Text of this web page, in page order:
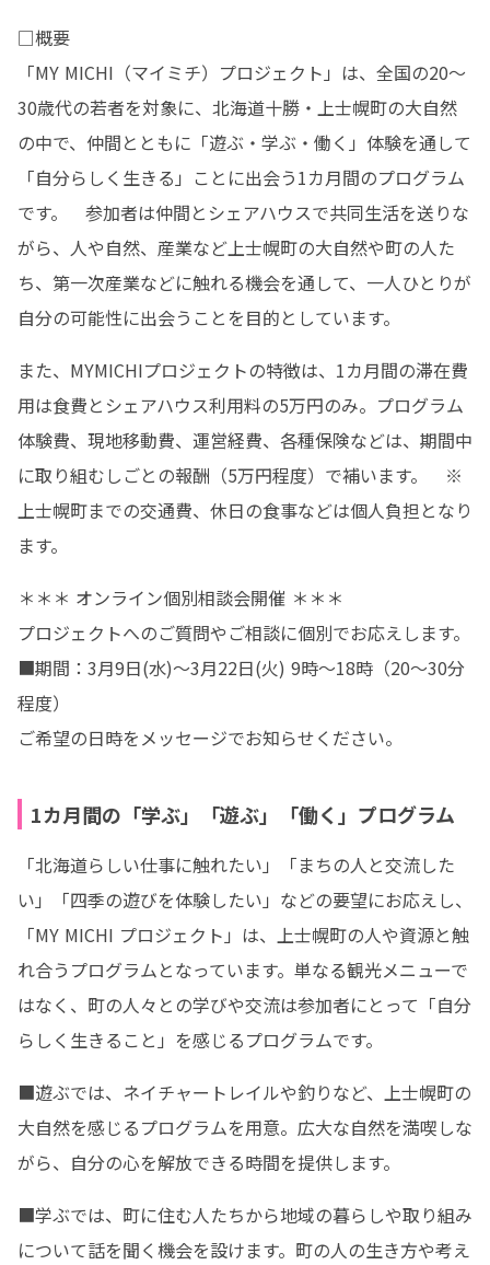
□概要
「MY MICHI（マイミチ）プロジェクト」は、全国の20～
30歳代の若者を対象に、北海道十勝・上士幌町の大自然
の中で、仲間とともに「遊ぶ・学ぶ・働く」体験を通して
「自分らしく生きる」ことに出会う1カ月間のプログラム
です。　参加者は仲間とシェアハウスで共同生活を送りな
がら、人や自然、産業など上士幌町の大自然や町の人た
ち、第一次産業などに触れる機会を通して、一人ひとりが
自分の可能性に出会うことを目的としています。
また、MYMICHIプロジェクトの特徴は、1カ月間の滞在費
用は食費とシェアハウス利用料の5万円のみ。プログラム
体験費、現地移動費、運営経費、各種保険などは、期間中
に取り組むしごとの報酬（5万円程度）で補います。　※
上士幌町までの交通費、休日の食事などは個人負担となり
ます。
＊＊＊ オンライン個別相談会開催 ＊＊＊
プロジェクトへのご質問やご相談に個別でお応えします。
■期間：3月9日(水)～3月22日(火) 9時～18時（20～30分
程度）
ご希望の日時をメッセージでお知らせください。
1カ月間の「学ぶ」「遊ぶ」「働く」プログラム
「北海道らしい仕事に触れたい」「まちの人と交流した
い」「四季の遊びを体験したい」などの要望にお応えし、
「MY MICHI プロジェクト」は、上士幌町の人や資源と触
れ合うプログラムとなっています。単なる観光メニューで
はなく、町の人々との学びや交流は参加者にとって「自分
らしく生きること」を感じるプログラムです。
■遊ぶでは、ネイチャートレイルや釣りなど、上士幌町の
大自然を感じるプログラムを用意。広大な自然を満喫しな
がら、自分の心を解放できる時間を提供します。
■学ぶでは、町に住む人たちから地域の暮らしや取り組み
について話を聞く機会を設けます。町の人の生き方や考え